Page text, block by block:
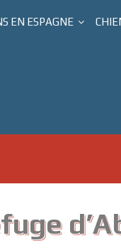
EN ESPAGNE